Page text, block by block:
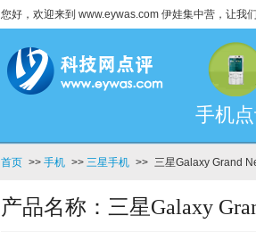
您好，欢迎来到 www.eywas.com 伊娃集中营，让我
手机
首页 >> 手机 >> 三星手机 >> 三星Galaxy Grand
产品名称：三星Galaxy